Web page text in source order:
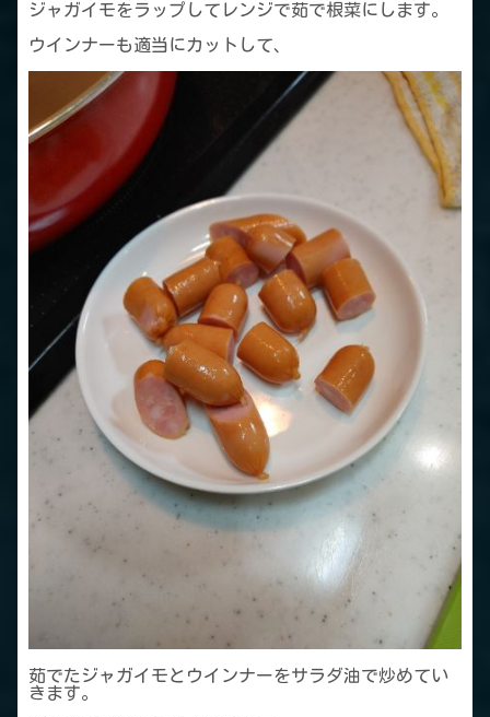
ジャガイモをラップしてレンジで茹で根菜にします。
ウインナーも適当にカットして、
茹でたジャガイモとウインナーをサラダ油で炒めてい
きます。